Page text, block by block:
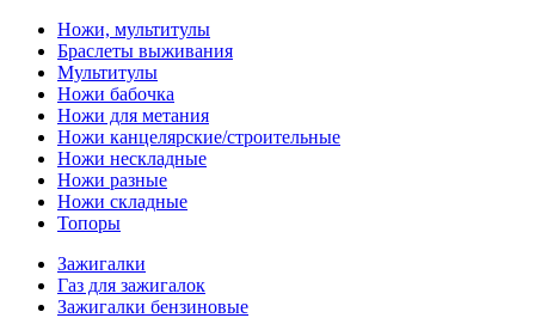
Ножи, мультитулы
Браслеты выживания
Мультитулы
Ножи бабочка
Ножи для метания
Ножи канцелярские/строительные
Ножи нескладные
Ножи разные
Ножи складные
Топоры
Зажигалки
Газ для зажигалок
Зажигалки бензиновые